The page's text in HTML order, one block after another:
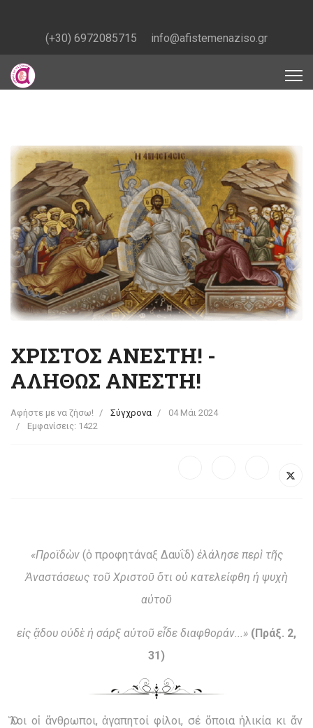
(+30) 6972085715 info@afistemenaziso.gr
ΧΡΙΣΤΟΣ ΑΝΕΣΤΗ! -
ΑΛΗΘΩΣ ΑΝΕΣΤΗ!
Αφήστε με να ζήσω! Σύγχρονα
04 Μάι 2024
Εμφανίσεις: 1422
«Προϊδὼν (ὁ προφητάναξ Δαυΐδ) ἐλάλησε περὶ τῆς
Ἀναστάσεως τοῦ Χριστοῡ ὅτι οὐ κατελείφθη ἡ ψυχὴ
αὐτοῦ
εἰς ᾅδου οὐδὲ ἡ σάρξ αὐτοῦ εἶδε διαφθοράν...» (Πράξ. 2,
31)
Ὅλοι οἱ ἄνθρωποι, ἀγαπητοί φίλοι, σέ ὅποια ἡλικία κι ἄν